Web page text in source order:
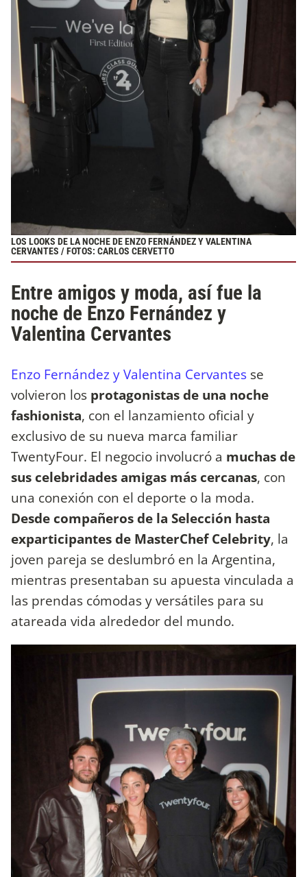
LOS LOOKS DE LA NOCHE DE ENZO FERNÁNDEZ Y VALENTINA
CERVANTES / FOTOS: CARLOS CERVETTO
Entre amigos y moda, así fue la
noche de Enzo Fernández y
Valentina Cervantes
Enzo Fernández y Valentina Cervantes se
volvieron los protagonistas de una noche
fashionista, con el lanzamiento oficial y
exclusivo de su nueva marca familiar
TwentyFour. El negocio involucró a muchas de
sus celebridades amigas más cercanas, con
una conexión con el deporte o la moda.
Desde compañeros de la Selección hasta
exparticipantes de MasterChef Celebrity, la
joven pareja se deslumbró en la Argentina,
mientras presentaban su apuesta vinculada a
las prendas cómodas y versátiles para su
atareada vida alrededor del mundo.